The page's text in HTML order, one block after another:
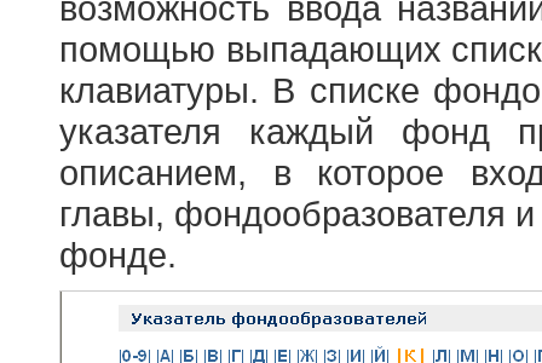
помощью выпадающих
клавиатуры. В списке
указателя каждый фонд
описанием, в которое
главы, фондообразователя
фонде.